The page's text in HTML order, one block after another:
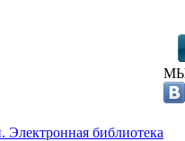
библиотека